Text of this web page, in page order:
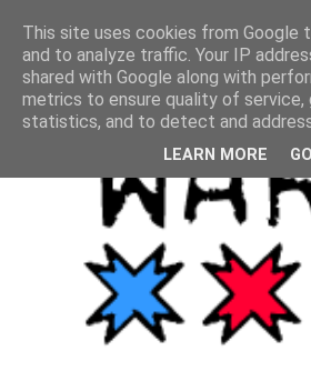
This site uses cookies from Google
and to analyze traffic. Your IP
shared with Google along with
metrics to ensure quality of service,
statistics, and to detect and
LEARN MORE